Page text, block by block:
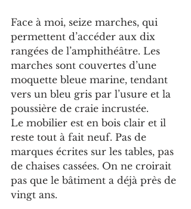
Face à moi, seize marches, qui
permettent d’accéder aux dix
rangées de l’amphithéâtre. Les
marches sont couvertes d’une
moquette bleue marine, tendant
vers un bleu gris par l’usure et la
poussière de craie incrustée.
Le mobilier est en bois clair et il
reste tout à fait neuf. Pas de
marques écrites sur les tables, pas
de chaises cassées. On ne croirait
pas que le bâtiment a déjà près de
vingt ans.